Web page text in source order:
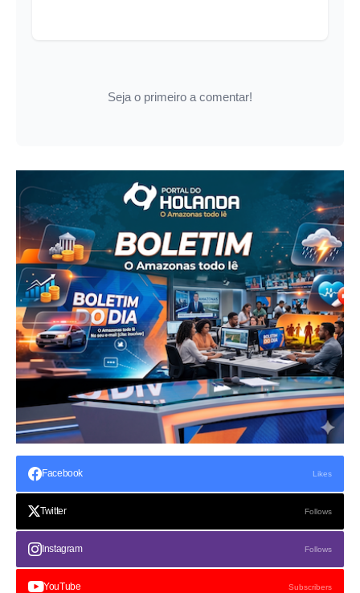
Seja o primeiro a comentar!
Facebook Likes
Twitter Follows
Instagram Follows
YouTube Subscribers